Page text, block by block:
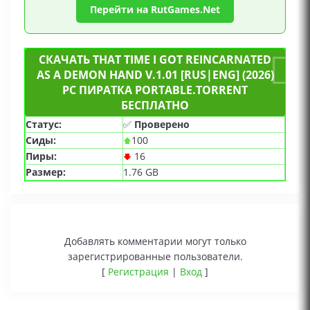
Перейти на RutGames.Net
СКАЧАТЬ THAT TIME I GOT REINCARNATED
AS A DEMON HAND V.1.01 [RUS|ENG] (2026)
PC ПИРАТКА PORTABLE.TORRENT
БЕСПЛАТНО
Статус: ✅ Проверено
Сиды:
100
Пиры:
16
Размер:
1.76 GB
Добавлять комментарии могут только
зарегистрированные пользователи.
[ Регистрация | Вход ]